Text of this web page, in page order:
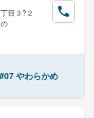
目３?２
やわらかめ